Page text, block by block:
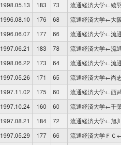
1998.05.13 183 73
流通経済大学←綾
1996.08.10 176 68
流通経済大学←大
1996.06.07 177 66
流通経済大学←流
1997.06.21 183 78
流通経済大学←流
1998.06.22 173 64
流通経済大学←流
1997.05.26 171 65
流通経済大学←尚
1997.11.02 175 60
流通経済大学←西
1997.10.24 160 60
流通経済大学←千
1997.08.21 184 72
流通経済大学←旭
1997.05.29 177 66
流通経済大学ＦＣ